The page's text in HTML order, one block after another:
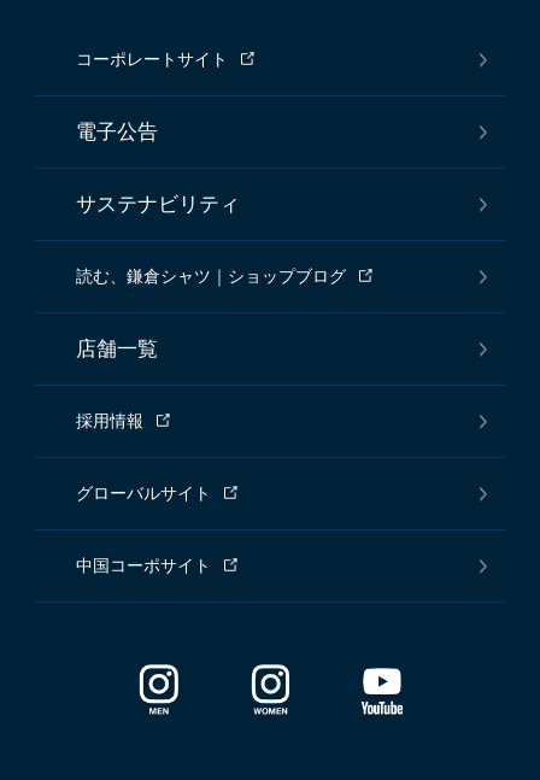
コーポレートサイト
電子公告
サステナビリティ
読む、鎌倉シャツ｜ショップブログ
店舗一覧
採用情報
グローバルサイト
中国コーポサイト